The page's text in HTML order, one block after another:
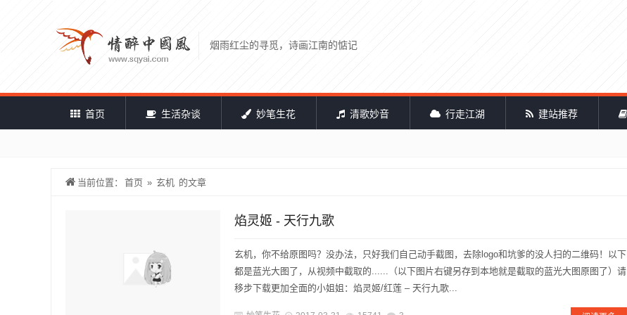
烟雨红尘的寻觅，诗画江南的惦记
首页 生活杂谈 妙笔生花 清歌妙音 行走江湖 建站推荐
当前位置： 首页 » 玄机 的文章
焰灵姬 - 天行九歌
玄机，你不给原图吗？没办法，只好我们自己动手截图，去除logo和坑爹的没人扫的二维码！以下
都是蓝光大图了，从视频中截取的......（以下图片右键另存到本地就是截取的蓝光大图原图了）请
移步下载更加全面的小姐姐：焰灵姬/红莲 – 天行九歌...